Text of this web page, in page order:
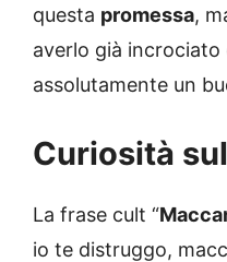
questa promessa,
averlo già incrociato
assolutamente un
Curiosità
La frase cult “
io te distruggo,